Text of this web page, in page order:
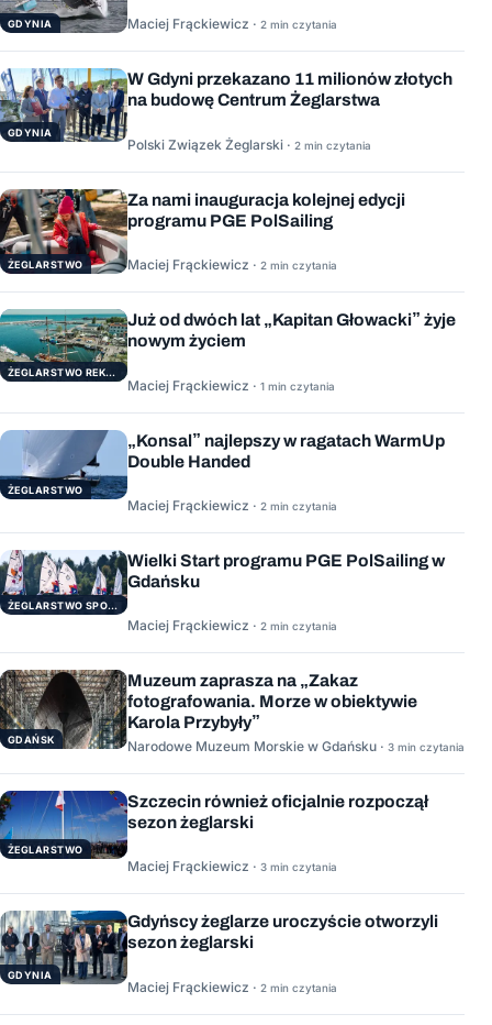
GDYNIA Maciej Frąckiewicz · 2 min czytania
GDYNIA
W Gdyni przekazano 11 milionów złotych
na budowę Centrum Żeglarstwa
Polski Związek Żeglarski · 2 min czytania
ŻEGLARSTWO
Za nami inauguracja kolejnej edycji
programu PGE PolSailing
Maciej Frąckiewicz · 2 min czytania
ŻEGLARSTWO REKERACYJNE
Już od dwóch lat „Kapitan Głowacki” żyje
nowym życiem
Maciej Frąckiewicz · 1 min czytania
ŻEGLARSTWO
„Konsal” najlepszy w ragatach WarmUp
Double Handed
Maciej Frąckiewicz · 2 min czytania
ŻEGLARSTWO SPORTOWE
Wielki Start programu PGE PolSailing w
Gdańsku
Maciej Frąckiewicz · 2 min czytania
GDAŃSK
Muzeum zaprasza na „Zakaz
fotografowania. Morze w obiektywie
Karola Przybyły”
Narodowe Muzeum Morskie w Gdańsku · 3 min czytania
ŻEGLARSTWO
Szczecin również oficjalnie rozpoczął
sezon żeglarski
Maciej Frąckiewicz · 3 min czytania
GDYNIA
Gdyńscy żeglarze uroczyście otworzyli
sezon żeglarski
Maciej Frąckiewicz · 2 min czytania